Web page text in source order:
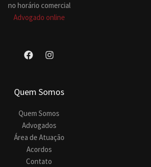
no horário comercial
Advogado online
Quem Somos
Quem Somos
Advogados
Área de Atuação
Acordos
Contato